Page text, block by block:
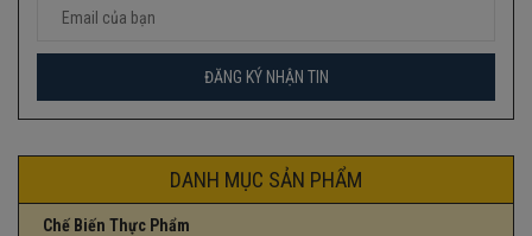
DANH MỤC SẢN PHẨM
Chế Biến Thực Phẩm